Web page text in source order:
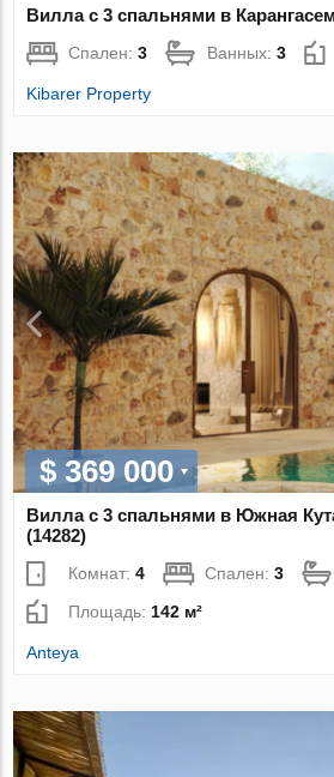
Вилла с 3 спальнями в
Спален:3 Ванных:3
Kibarer Property
$ 369 000
Вилла с 3 спальнями в Южная
(14282)
Комнат:4 Спален:3
Площадь: 142 м²
Anteya